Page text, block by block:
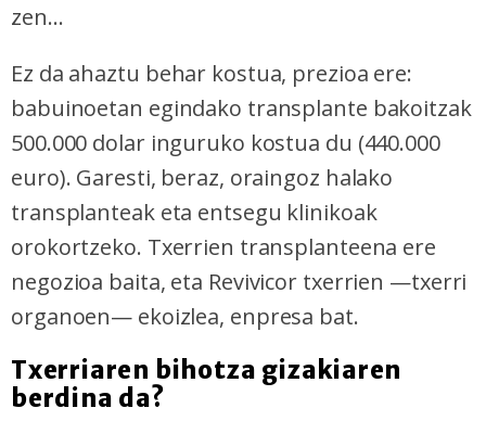
zen...
Ez da ahaztu behar kostua, prezioa ere:
babuinoetan egindako transplante bakoitzak
500.000 dolar inguruko kostua du (440.000
euro). Garesti, beraz, oraingoz halako
transplanteak eta entsegu klinikoak
orokortzeko. Txerrien transplanteena ere
negozioa baita, eta Revivicor txerrien —txerri
organoen— ekoizlea, enpresa bat.
Txerriaren bihotza gizakiaren
berdina da?